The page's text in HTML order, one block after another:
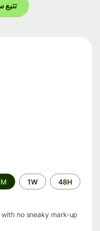
تتبع
الفترة
الزمنية
48H
1W
1M
with no sneaky mark-up